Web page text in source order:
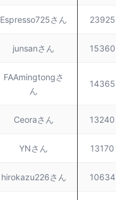
Espresso725さん 23925
junsanさん 15360
FAAmingtongさ
ん
14365
Ceoraさん 13240
YNさん 13170
hirokazu226さん 10634